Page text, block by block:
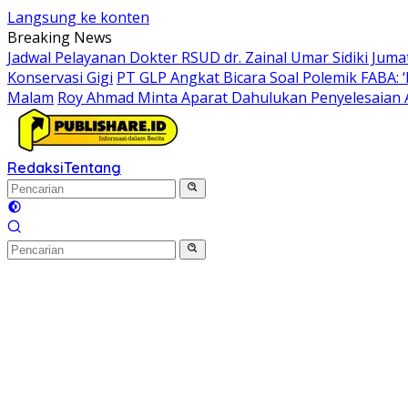
Langsung ke konten
Breaking News
Jadwal Pelayanan Dokter RSUD dr. Zainal Umar Sidiki
Konservasi Gigi PT GLP Angkat Bicara Soal Polemik
Malam Roy Ahmad Minta Aparat Dahulukan
RedaksiTentang